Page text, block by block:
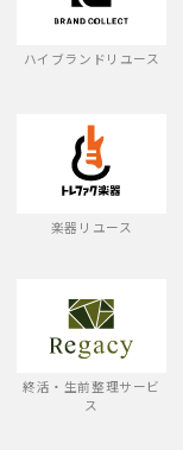
ハイブランドリユース
楽器リユース
終活・生前整理サービ
ス